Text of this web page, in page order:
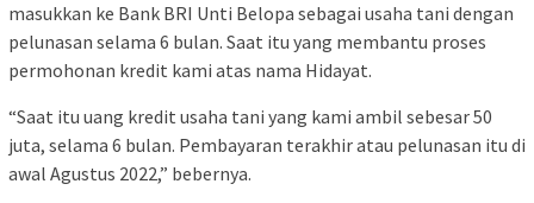
masukkan ke Bank BRI Unti Belopa sebagai usaha tani dengan
pelunasan selama 6 bulan. Saat itu yang membantu proses
permohonan kredit kami atas nama Hidayat.
“Saat itu uang kredit usaha tani yang kami ambil sebesar 50
juta, selama 6 bulan. Pembayaran terakhir atau pelunasan itu di
awal Agustus 2022,” bebernya.